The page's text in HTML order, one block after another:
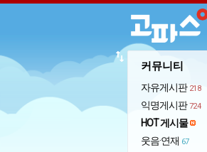
커뮤니티
자유게시판 218
익명게시판 724
HOT 게시물
웃음·연재 67
import_export